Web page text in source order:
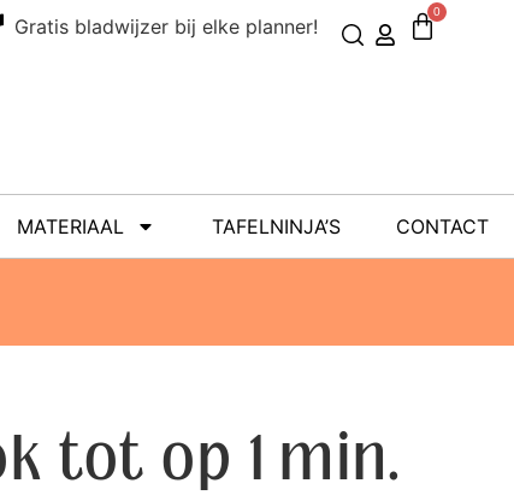
Gratis bladwijzer bij elke planner!
0
MATERIAAL TAFELNINJA’S CONTACT
tot op 1 min.